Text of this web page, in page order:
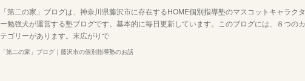
「第二の家」ブログは、神奈川県藤沢市に存在するHOME個別指導塾のマスコットキャラクタ
ー勉強犬が運営する塾ブログです。基本的に毎日更新しています。このブログには、８つのカ
テゴリーがあります。末広がりで
「第二の家」ブログ｜藤沢市の個別指導塾のお話